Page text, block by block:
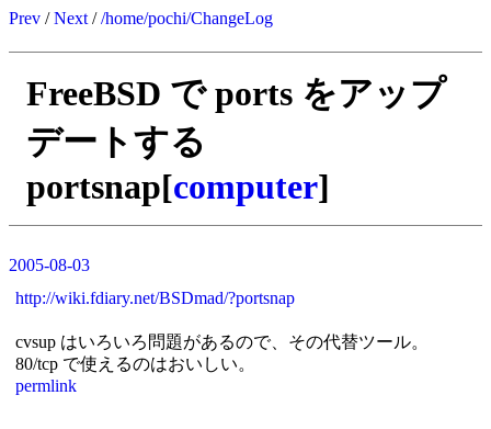
Prev /Next //home/pochi/ChangeLog
FreeBSD で ports をアップ
デートする
portsnap[computer]
2005-08-03
http://wiki.fdiary.net/BSDmad/?portsnap
cvsup はいろいろ問題があるので、その代替ツール。
80/tcp で使えるのはおいしい。
permlink